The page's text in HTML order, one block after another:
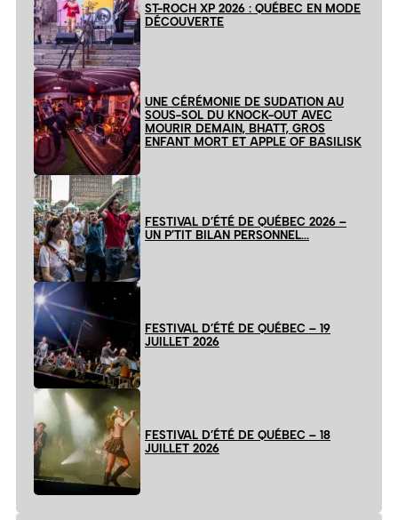
ST-ROCH XP 2026 : QUÉBEC EN MODE
DÉCOUVERTE
UNE CÉRÉMONIE DE SUDATION AU
SOUS-SOL DU KNOCK-OUT AVEC
MOURIR DEMAIN, BHATT, GROS
ENFANT MORT ET APPLE OF BASILISK
FESTIVAL D’ÉTÉ DE QUÉBEC 2026 –
UN P’TIT BILAN PERSONNEL…
FESTIVAL D’ÉTÉ DE QUÉBEC – 19
JUILLET 2026
FESTIVAL D’ÉTÉ DE QUÉBEC – 18
JUILLET 2026